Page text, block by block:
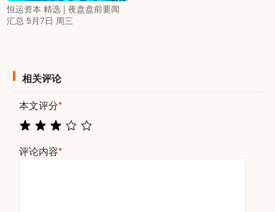
恒运资本 精选 | 夜盘盘前要闻
汇总 5月7日 周三
相关评论
本文评分*
评论内容*